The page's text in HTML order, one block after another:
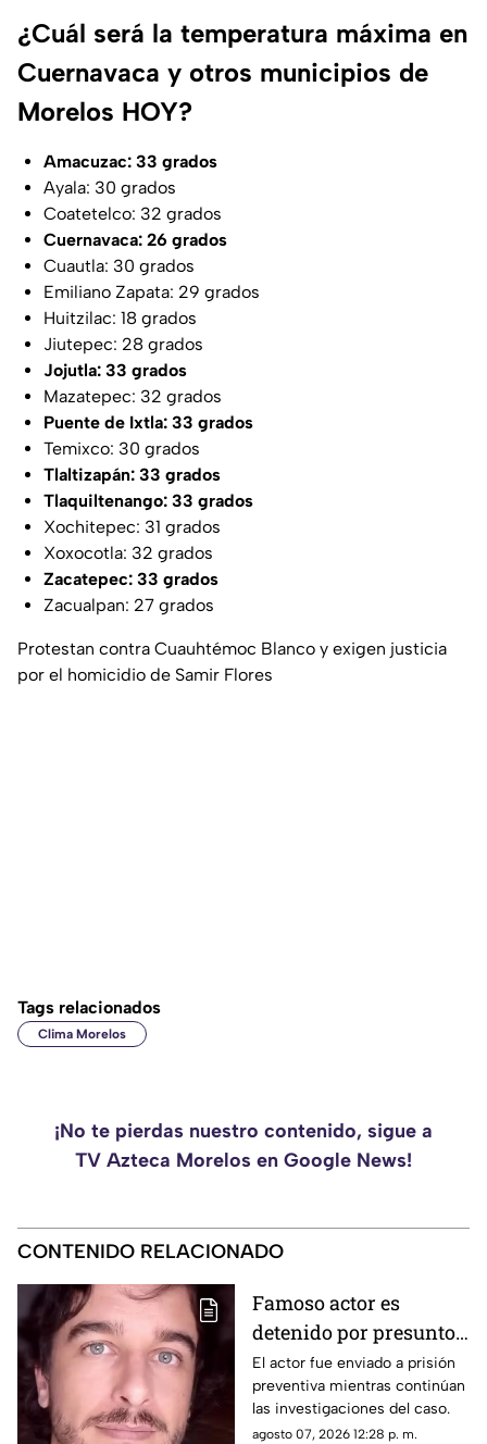
¿Cuál será la temperatura máxima en
Cuernavaca y otros municipios de
Morelos HOY?
Amacuzac: 33 grados
Ayala: 30 grados
Coatetelco: 32 grados
Cuernavaca: 26 grados
Cuautla: 30 grados
Emiliano Zapata: 29 grados
Huitzilac: 18 grados
Jiutepec: 28 grados
Jojutla: 33 grados
Mazatepec: 32 grados
Puente de Ixtla: 33 grados
Temixco: 30 grados
Tlaltizapán: 33 grados
Tlaquiltenango: 33 grados
Xochitepec: 31 grados
Xoxocotla: 32 grados
Zacatepec: 33 grados
Zacualpan: 27 grados
Protestan contra Cuauhtémoc Blanco y exigen justicia
por el homicidio de Samir Flores
Tags relacionados
Clima Morelos
¡No te pierdas nuestro contenido, sigue a
TV Azteca Morelos en Google News!
CONTENIDO RELACIONADO
Famoso actor es
detenido por presunto
abuso de un niño;
aseguró que lo
confundió con su novia
El actor fue enviado a prisión
preventiva mientras continúan
las investigaciones del caso.
agosto 07, 2026 12:28 p. m.